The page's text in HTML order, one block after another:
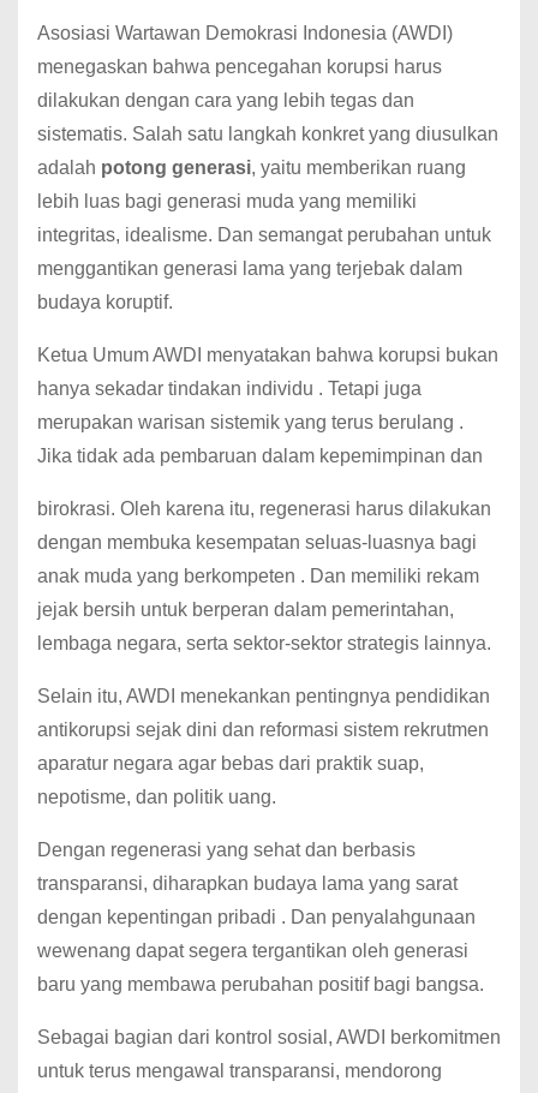
Asosiasi Wartawan Demokrasi Indonesia (AWDI)
menegaskan bahwa pencegahan korupsi harus
dilakukan dengan cara yang lebih tegas dan
sistematis. Salah satu langkah konkret yang diusulkan
adalah potong generasi, yaitu memberikan ruang
lebih luas bagi generasi muda yang memiliki
integritas, idealisme. Dan semangat perubahan untuk
menggantikan generasi lama yang terjebak dalam
budaya koruptif.
Ketua Umum AWDI menyatakan bahwa korupsi bukan
hanya sekadar tindakan individu . Tetapi juga
merupakan warisan sistemik yang terus berulang .
Jika tidak ada pembaruan dalam kepemimpinan dan
birokrasi. Oleh karena itu, regenerasi harus dilakukan
dengan membuka kesempatan seluas-luasnya bagi
anak muda yang berkompeten . Dan memiliki rekam
jejak bersih untuk berperan dalam pemerintahan,
lembaga negara, serta sektor-sektor strategis lainnya.
Selain itu, AWDI menekankan pentingnya pendidikan
antikorupsi sejak dini dan reformasi sistem rekrutmen
aparatur negara agar bebas dari praktik suap,
nepotisme, dan politik uang.
Dengan regenerasi yang sehat dan berbasis
transparansi, diharapkan budaya lama yang sarat
dengan kepentingan pribadi . Dan penyalahgunaan
wewenang dapat segera tergantikan oleh generasi
baru yang membawa perubahan positif bagi bangsa.
Sebagai bagian dari kontrol sosial, AWDI berkomitmen
untuk terus mengawal transparansi, mendorong